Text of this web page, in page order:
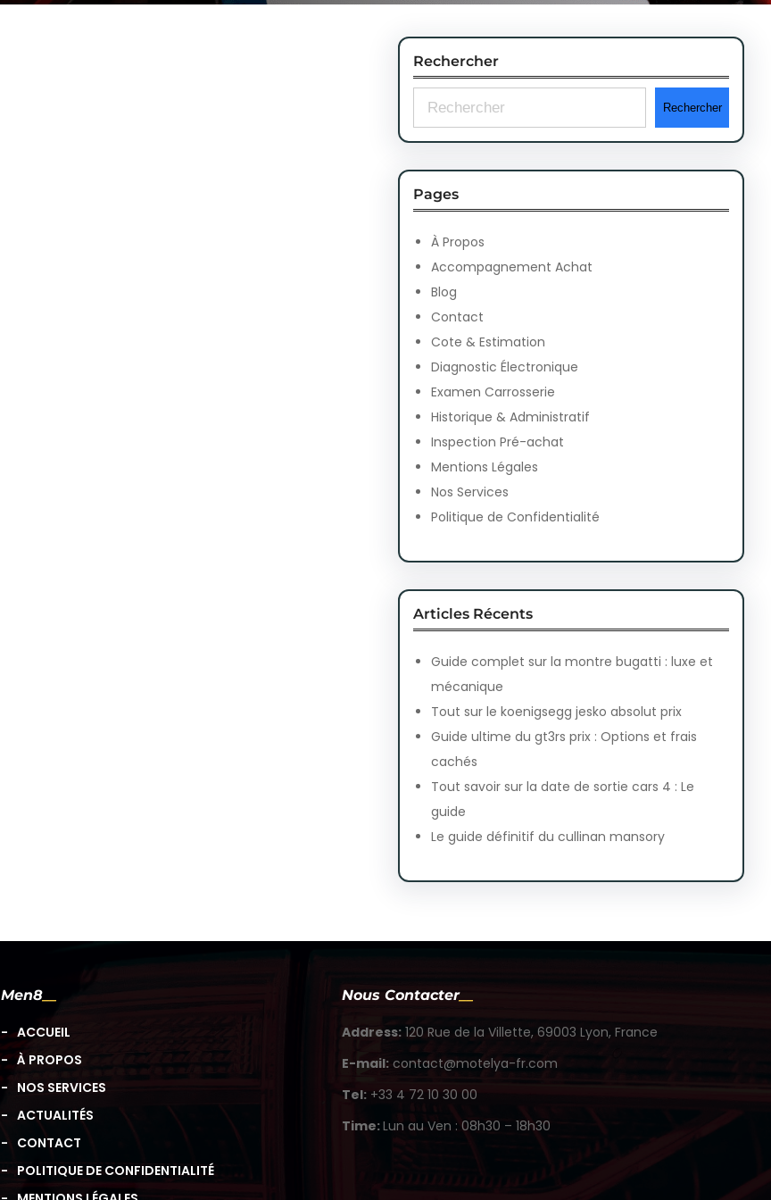
Rechercher
e
a
r
h
Rechercher
Pages
À Propos
Accompagnement Achat
Blog
Contact
Cote & Estimation
Diagnostic Électronique
Examen Carrosserie
Historique & Administratif
Inspection Pré-achat
Mentions Légales
Nos Services
Politique de Confidentialité
Articles Récents
Guide complet sur la montre bugatti : luxe et
mécanique
Tout sur le koenigsegg jesko absolut prix
Guide ultime du gt3rs prix : Options et frais
cachés
Tout savoir sur la date de sortie cars 4 : Le
guide
Le guide définitif du cullinan mansory
Men8
ACCUEIL
À PROPOS
NOS SERVICES
ACTUALITÉS
CONTACT
POLITIQUE DE CONFIDENTIALITÉ
Nous Contacter
Address:120 Rue de la Villette, 69003 Lyon, France
E-mail:contact@motelya-fr.com
Tel:+33 4 72 10 30 00
Time:Lun au Ven : 08h30 – 18h30